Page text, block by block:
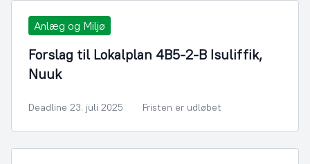
Anlæg og Miljø
Forslag til Lokalplan 4B5-2-B Isuliffik,
Nuuk
Deadline 23. juli 2025 Fristen er udløbet